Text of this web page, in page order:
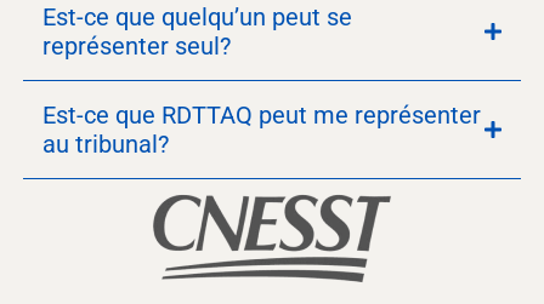
Est-ce que quelqu’un peut se
représenter seul?
Est-ce que RDTTAQ peut me représenter
au tribunal?